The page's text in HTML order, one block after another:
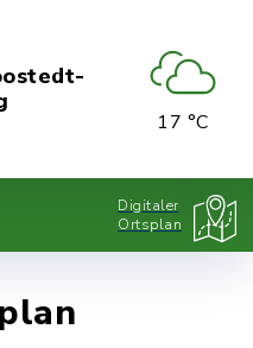
17 °C
Digitaler
Ortsplan